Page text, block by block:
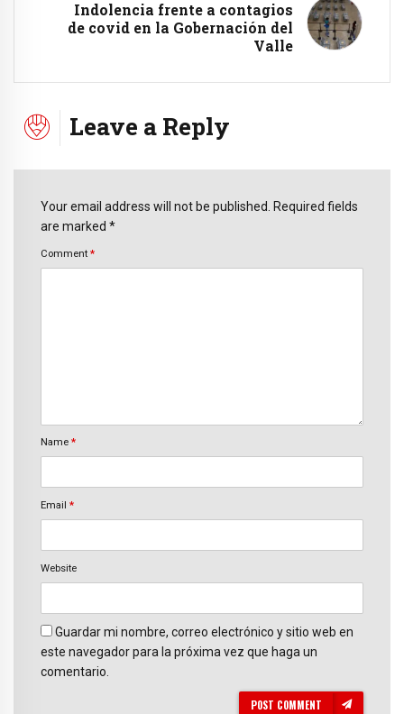
Indolencia frente a contagios
de covid en la Gobernación del
Valle
Leave a Reply
Your email address will not be published. Required fields
are marked *
Comment *
Name *
Email *
Website
Guardar mi nombre, correo electrónico y sitio web en
este navegador para la próxima vez que haga un
comentario.
POST COMMENT